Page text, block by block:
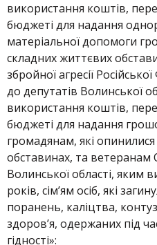
використання коштів,
бюджеті для надання
матеріальної допомоги
складних життєвих
збройної агресії
до депутатів Волинської
використання коштів,
бюджеті для надання
громадянам, які
обставинах, та
Волинської області, яким
років, сім’ям осіб, які
поранень, каліцтва,
здоров’я, одержаних під
гідності»: